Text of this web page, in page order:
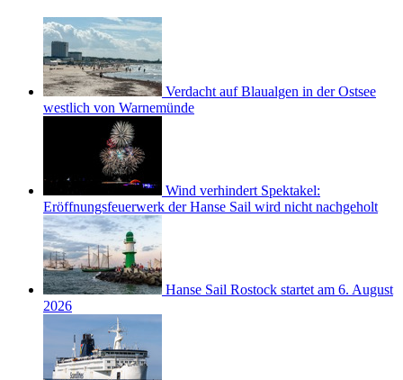
Verdacht auf Blaualgen in der Ostsee
westlich von Warnemünde
Wind verhindert Spektakel:
Eröffnungsfeuerwerk der Hanse Sail wird nicht nachgeholt
Hanse Sail Rostock startet am 6. August
2026